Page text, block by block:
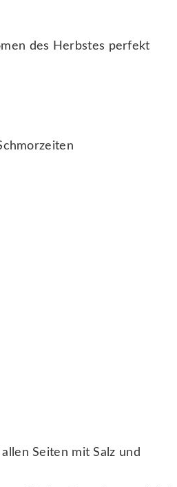
des Herbstes perfekt
Seiten mit Salz und